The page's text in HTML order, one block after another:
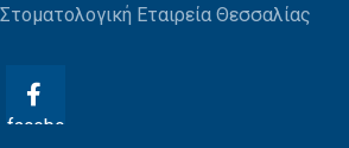
Στοματολογική Εταιρεία Θεσσαλίας
facebo